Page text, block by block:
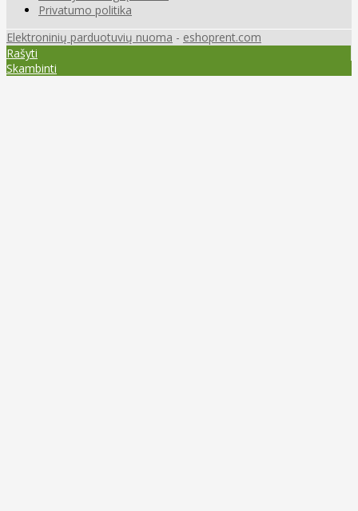
Privatumo politika
Elektroninių parduotuvių nuoma - eshoprent.com
Rašyti
Skambinti